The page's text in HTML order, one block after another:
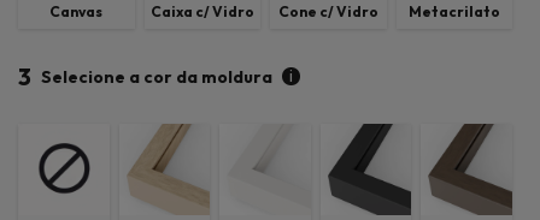
Canvas Caixa c/ Vidro Cone c/ Vidro Metacrilato
3 Selecione a cor da moldura i